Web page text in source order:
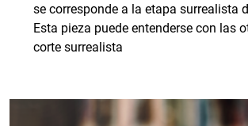
se corresponde a la etapa surrealista
Esta pieza puede entenderse con las
corte surrealista